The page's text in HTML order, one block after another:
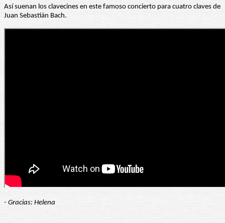
Así suenan los clavecines en este famoso concierto para cuatro claves de
Juan Sebastián Bach.
- Gracias: Helena